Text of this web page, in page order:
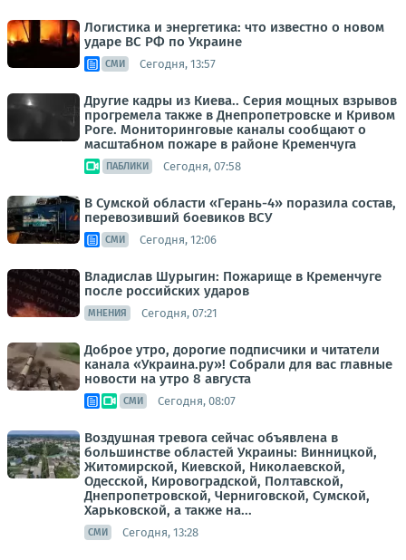
Логистика и энергетика: что известно о новом
ударе ВС РФ по Украине
СМИ Сегодня, 13:57
Другие кадры из Киева.. Серия мощных взрывов
прогремела также в Днепропетровске и Кривом
Роге. Мониторинговые каналы сообщают о
масштабном пожаре в районе Кременчуга
ПАБЛИКИ Сегодня, 07:58
В Сумской области «Герань-4» поразила состав,
перевозивший боевиков ВСУ
СМИ Сегодня, 12:06
Владислав Шурыгин: Пожарище в Кременчуге
после российских ударов
МНЕНИЯ Сегодня, 07:21
Доброе утро, дорогие подписчики и читатели
канала «Украина.ру»! Собрали для вас главные
новости на утро 8 августа
СМИ Сегодня, 08:07
Воздушная тревога сейчас объявлена в
большинстве областей Украины: Винницкой,
Житомирской, Киевской, Николаевской,
Одесской, Кировоградской, Полтавской,
Днепропетровской, Черниговской, Сумской,
Харьковской, а также на...
СМИ Сегодня, 13:28